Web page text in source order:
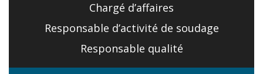
Chargé d’affaires
Responsable d’activité de soudage
Responsable qualité